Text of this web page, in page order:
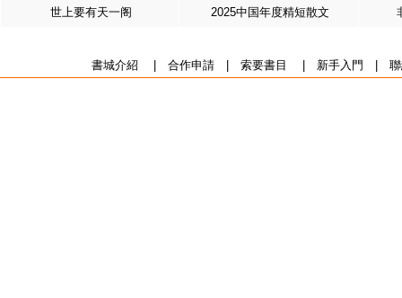
世上要有天一阁 2025中国年度精短散文
書城介紹 合作申請| 索要書目 新手入門